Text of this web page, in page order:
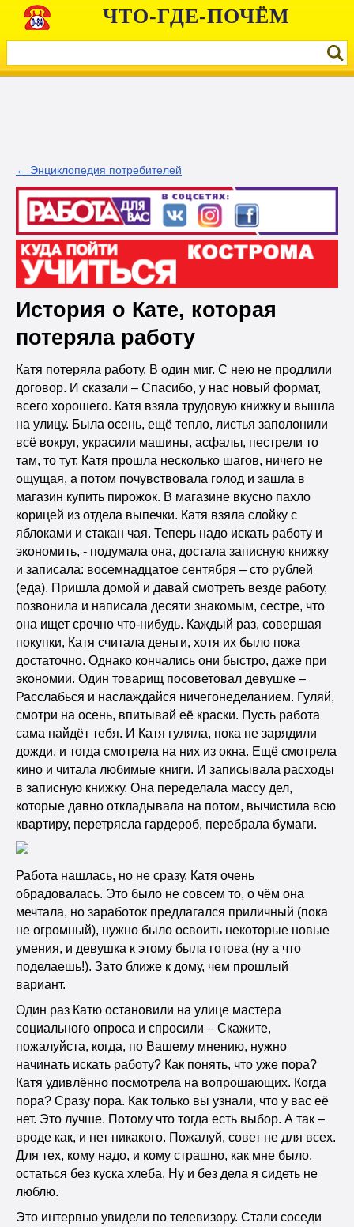
ЧТО-ГДЕ-ПОЧЁМ
← Энциклопедия потребителей
История о Кате, которая
потеряла работу
Катя потеряла работу. В один миг. С нею не продлили
договор. И сказали – Спасибо, у нас новый формат,
всего хорошего. Катя взяла трудовую книжку и вышла
на улицу. Была осень, ещё тепло, листья заполонили
всё вокруг, украсили машины, асфальт, пестрели то
там, то тут. Катя прошла несколько шагов, ничего не
ощущая, а потом почувствовала голод и зашла в
магазин купить пирожок. В магазине вкусно пахло
корицей из отдела выпечки. Катя взяла слойку с
яблоками и стакан чая. Теперь надо искать работу и
экономить, - подумала она, достала записную книжку
и записала: восемнадцатое сентября – сто рублей
(еда). Пришла домой и давай смотреть везде работу,
позвонила и написала десяти знакомым, сестре, что
она ищет срочно что-нибудь. Каждый раз, совершая
покупки, Катя считала деньги, хотя их было пока
достаточно. Однако кончались они быстро, даже при
экономии. Один товарищ посоветовал девушке –
Расслабься и наслаждайся ничегонеделанием. Гуляй,
смотри на осень, впитывай её краски. Пусть работа
сама найдёт тебя. И Катя гуляла, пока не зарядили
дожди, и тогда смотрела на них из окна. Ещё смотрела
кино и читала любимые книги. И записывала расходы
в записную книжку. Она переделала массу дел,
которые давно откладывала на потом, вычистила всю
квартиру, перетрясла гардероб, перебрала бумаги.
Работа нашлась, но не сразу. Катя очень
обрадовалась. Это было не совсем то, о чём она
мечтала, но заработок предлагался приличный (пока
не огромный), нужно было освоить некоторые новые
умения, и девушка к этому была готова (ну а что
поделаешь!). Зато ближе к дому, чем прошлый
вариант.
Один раз Катю остановили на улице мастера
социального опроса и спросили – Скажите,
пожалуйста, когда, по Вашему мнению, нужно
начинать искать работу? Как понять, что уже пора?
Катя удивлённо посмотрела на вопрошающих. Когда
пора? Сразу пора. Как только вы узнали, что у вас её
нет. Это лучше. Потому что тогда есть выбор. А так –
вроде как, и нет никакого. Пожалуй, совет не для всех.
Для тех, кому надо, и кому страшно, как мне было,
остаться без куска хлеба. Ну и без дела я сидеть не
люблю.
Это интервью увидели по телевизору. Стали соседи